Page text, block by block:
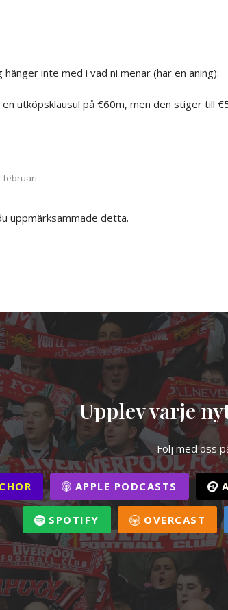
inte med i vad ni menar (har en aning):
en utköpsklausul på €60m, men den stiger till
februari
uppmärksammade detta.
Upplev varje
Följ med oss
APPLE PODCASTS
SPOTIFY OVERCAST